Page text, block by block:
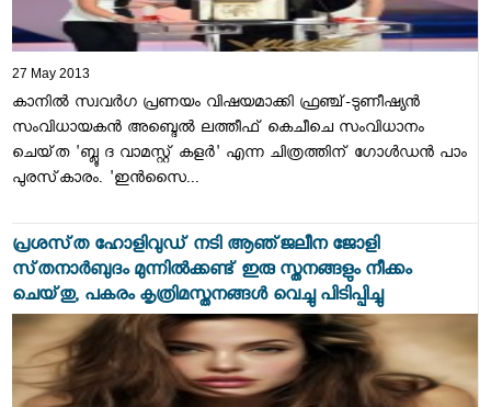
27 May 2013
കാനില്‍ സ്വവര്‍ഗ പ്രണയം വിഷയമാക്കി ഫ്രഞ്ച്‌-ടുണീഷ്യന്‍
സംവിധായകന്‍ അബ്ദെല്‍ ലത്തീഫ്‌ കെചീചെ സംവിധാനം
ചെയ്‌ത 'ബ്ലൂ ദ വാമസ്റ്റ്‌ കളര്‍' എന്ന ചിത്രത്തിന്‌ ഗോള്‍ഡന്‍ പാം
പുരസ്‌കാരം. 'ഇന്‍സൈ...
പ്രശസ്‌ത ഹോളിവുഡ്‌ നടി ആഞ്‌ജലീന ജോളി
സ്‌തനാര്‍ബുദം മുന്നില്‍ക്കണ്ട്‌ ഇരു സ്തനങ്ങളും നീക്കം
ചെയ്‌തു, പകരം കൃത്രിമസ്തനങ്ങള്‍ വെച്ചു പിടിപ്പിച്ചു